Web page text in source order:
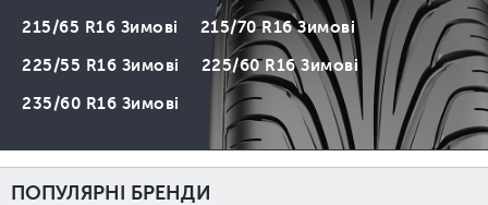
215/65 R16 Зимові
215/70 R16 Зимові
225/55 R16 Зимові
225/60 R16 Зимові
235/60 R16 Зимові
ПОПУЛЯРНІ БРЕНДИ